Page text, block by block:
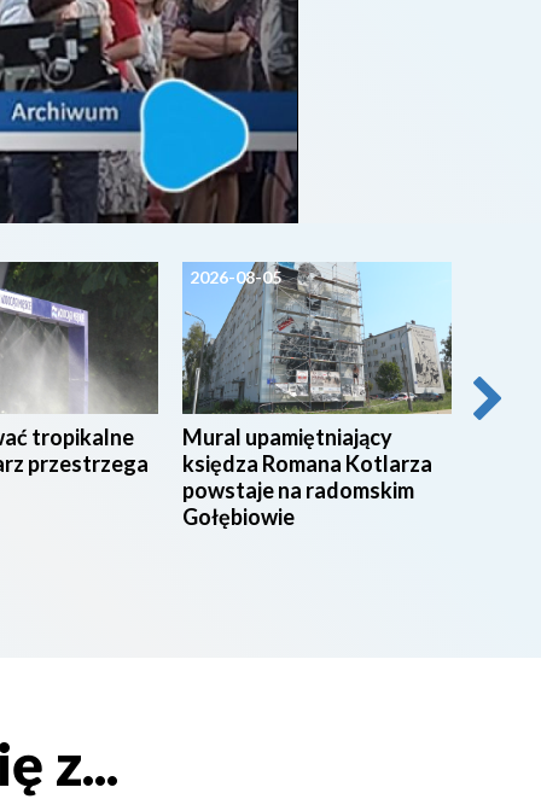
tropikalne
przestrzega
2026-08-05
Mural upamiętniający
księdza Romana Kotlarza
powstaje na radomskim
Gołębiowie
z...